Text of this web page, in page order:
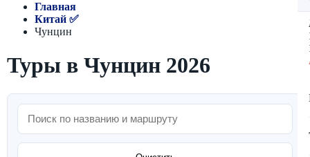
Главная
Китай ✅
Чунцин
Туры в Чунцин 2026